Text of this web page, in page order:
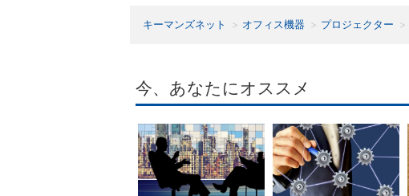
キーマンズネット オフィス機器 プロジェクター